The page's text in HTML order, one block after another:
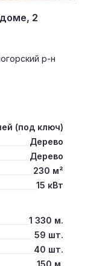
2
р-н
(под ключ)
Дерево
Дерево
230 м²
15 кВт
1 330 м.
59 шт.
40 шт.
150 м.